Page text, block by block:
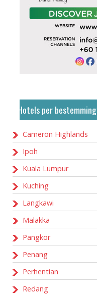
Hotels per bestemming
Cameron Highlands
Ipoh
Kuala Lumpur
Kuching
Langkawi
Malakka
Pangkor
Penang
Perhentian
Redang